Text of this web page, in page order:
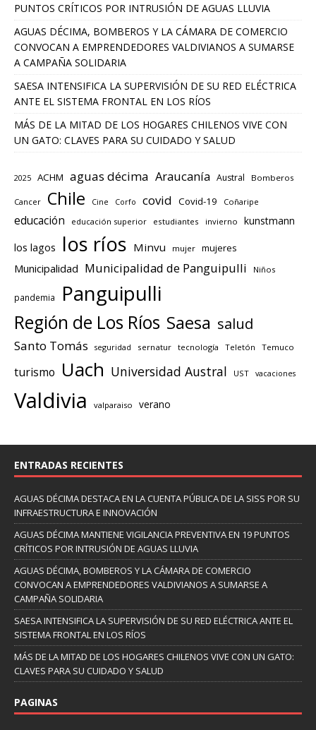
PUNTOS CRÍTICOS POR INTRUSIÓN DE AGUAS LLUVIA
AGUAS DÉCIMA, BOMBEROS Y LA CÁMARA DE COMERCIO
CONVOCAN A EMPRENDEDORES VALDIVIANOS A SUMARSE
A CAMPAÑA SOLIDARIA
SAESA INTENSIFICA LA SUPERVISIÓN DE SU RED ELÉCTRICA
ANTE EL SISTEMA FRONTAL EN LOS RÍOS
MÁS DE LA MITAD DE LOS HOGARES CHILENOS VIVE CON
UN GATO: CLAVES PARA SU CUIDADO Y SALUD
2025 ACHM aguas décima Araucanía Austral Bomberos
Cancer Chile Cine Corfo covid Covid-19 Coñaripe
educación educación superior estudiantes invierno kunstmann
los lagos los ríos Minvu mujer mujeres
Municipalidad Municipalidad de Panguipulli Niños
pandemia Panguipulli
Región de Los Ríos Saesa salud
Santo Tomás seguridad sernatur tecnología Teletón Temuco
turismo Uach Universidad Austral UST vacaciones
Valdivia valparaiso verano
ENTRADAS RECIENTES
AGUAS DÉCIMA DESTACA EN LA CUENTA PÚBLICA DE LA SISS POR SU
INFRAESTRUCTURA E INNOVACIÓN
AGUAS DÉCIMA MANTIENE VIGILANCIA PREVENTIVA EN 19 PUNTOS
CRÍTICOS POR INTRUSIÓN DE AGUAS LLUVIA
AGUAS DÉCIMA, BOMBEROS Y LA CÁMARA DE COMERCIO
CONVOCAN A EMPRENDEDORES VALDIVIANOS A SUMARSE A
CAMPAÑA SOLIDARIA
SAESA INTENSIFICA LA SUPERVISIÓN DE SU RED ELÉCTRICA ANTE EL
SISTEMA FRONTAL EN LOS RÍOS
MÁS DE LA MITAD DE LOS HOGARES CHILENOS VIVE CON UN GATO:
CLAVES PARA SU CUIDADO Y SALUD
PAGINAS